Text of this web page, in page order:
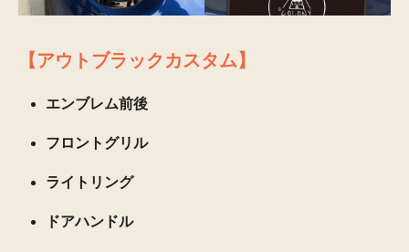
【アウトブラックカスタム】
エンブレム前後
フロントグリル
ライトリング
ドアハンドル